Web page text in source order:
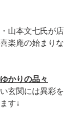
山本文七氏が店
楽庵の始まりな
かりの品々
玄関には異彩を
す↓